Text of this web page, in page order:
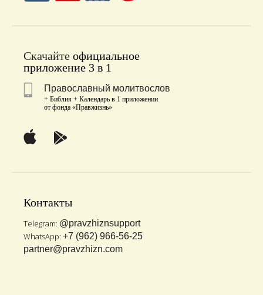
Скачайте официальное
приложение 3 в 1
Православный молитвослов
+ Библия + Календарь в 1 приложении
от фонда «Правжизнь»
Контакты
Telegram: @pravzhiznsupport
WhatsApp: +7 (962) 966-56-25
partner@pravzhizn.com